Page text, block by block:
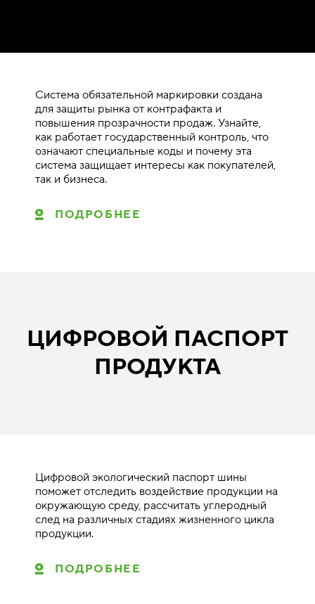
Система обязательной маркировки создана
для защиты рынка от контрафакта и
повышения прозрачности продаж. Узнайте,
как работает государственный контроль, что
означают специальные коды и почему эта
система защищает интересы как покупателей,
так и бизнеса.
ПОДРОБНЕЕ
ЦИФРОВОЙ ПАСПОРТ
ПРОДУКТА
Цифровой экологический паспорт шины
поможет отследить воздействие продукции на
окружающую среду, рассчитать углеродный
след на различных стадиях жизненного цикла
продукции.
ПОДРОБНЕЕ